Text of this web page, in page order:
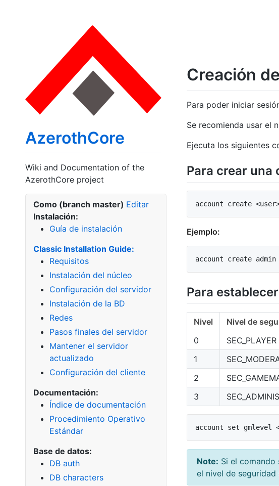
AzerothCore
Wiki and Documentation of the
AzerothCore project
Como (branch master) Editar
Instalación:
Guía de instalación
Classic Installation Guide:
Requisitos
Instalación del núcleo
Configuración del servidor
Instalación de la BD
Redes
Pasos finales del servidor
Mantener el servidor
actualizado
Configuración del cliente
Documentación:
Índice de documentación
Procedimiento Operativo
Estándar
Base de datos:
DB auth
DB characters
Creación
Para poder iniciar
Se recomienda usar el
Ejecuta los siguientes
Para crear una
Ejemplo:
Para
Nivel
Nivel de
0
SEC_PLAYER
1
2
3
Note: Si el comando
el nivel de